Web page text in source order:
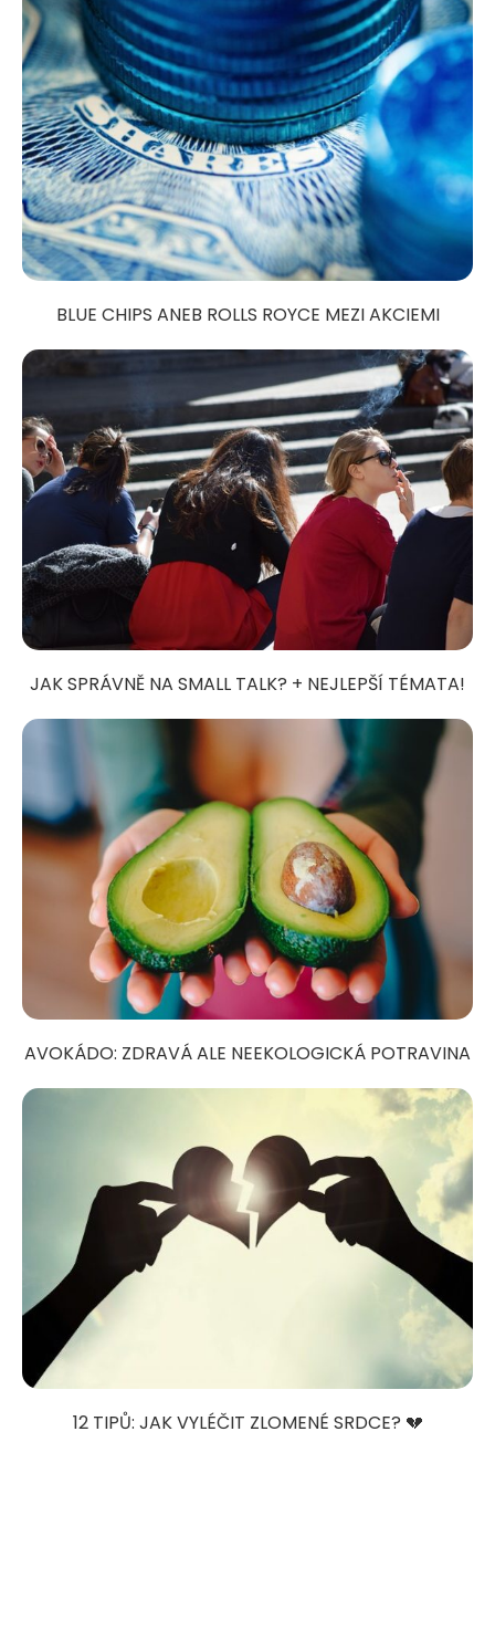
BLUE CHIPS ANEB ROLLS ROYCE MEZI AKCIEMI
JAK SPRÁVNĚ NA SMALL TALK? + NEJLEPŠÍ TÉMATA!
AVOKÁDO: ZDRAVÁ ALE NEEKOLOGICKÁ POTRAVINA
12 TIPŮ: JAK VYLÉČIT ZLOMENÉ SRDCE? 💔